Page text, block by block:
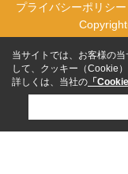
プライバシーポリシー
当サイトでは、お客様の
して、クッキー（Cookie
詳しくは、当社の 「